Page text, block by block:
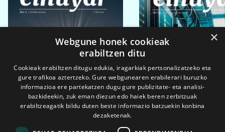
×
Webgune honek cookieak
erabiltzen ditu
Cookieak erabiltzen ditugu edukia, iragarkiak pertsonalizatzeko eta
gure trafikoa aztertzeko. Gure webgunearen erabilerari buruzko
informazioa ere partekatzen dugu gure publizitate- eta analisi-
bazkideekin, zuk eman diezun edo haiek beren zerbitzuak
erabiltzeagatik bildu duten beste informazio batzuekin konbina
dezaketenak.